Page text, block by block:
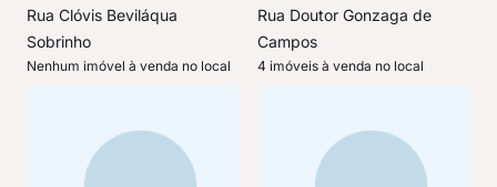
Rua Clóvis Beviláqua
Sobrinho
Nenhum imóvel à venda no local
Rua Doutor Gonzaga de
Campos
4 imóveis à venda no local